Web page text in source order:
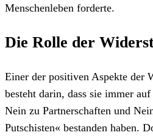
Menschenleben forderte.
Die Rolle der
Einer der positiven Aspekte der
besteht darin, dass sie immer
Nein zu Partnerschaften und
Putschisten« bestanden haben.